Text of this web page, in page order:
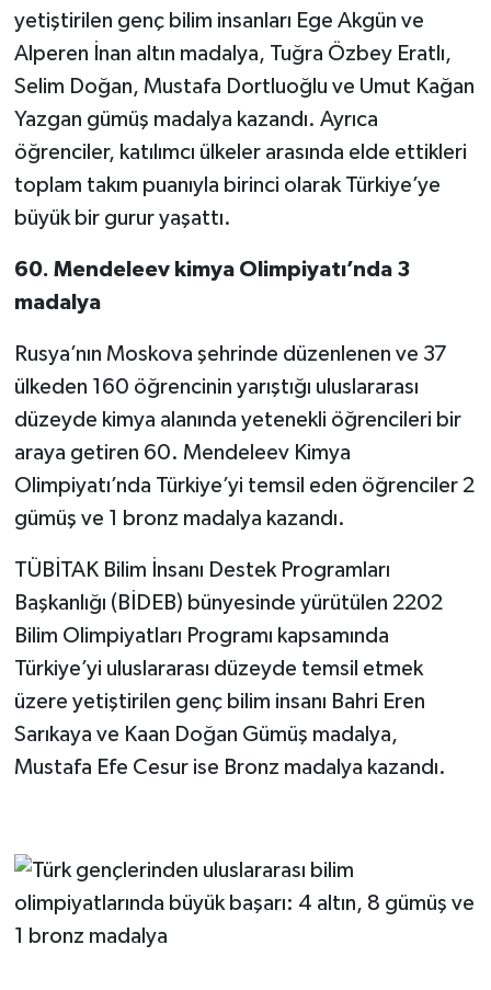
yetiştirilen genç bilim insanları Ege Akgün ve
Alperen İnan altın madalya, Tuğra Özbey Eratlı,
Selim Doğan, Mustafa Dortluoğlu ve Umut Kağan
Yazgan gümüş madalya kazandı. Ayrıca
öğrenciler, katılımcı ülkeler arasında elde ettikleri
toplam takım puanıyla birinci olarak Türkiye’ye
büyük bir gurur yaşattı.
60. Mendeleev kimya Olimpiyatı’nda 3
madalya
Rusya’nın Moskova şehrinde düzenlenen ve 37
ülkeden 160 öğrencinin yarıştığı uluslararası
düzeyde kimya alanında yetenekli öğrencileri bir
araya getiren 60. Mendeleev Kimya
Olimpiyatı’nda Türkiye’yi temsil eden öğrenciler 2
gümüş ve 1 bronz madalya kazandı.
TÜBİTAK Bilim İnsanı Destek Programları
Başkanlığı (BİDEB) bünyesinde yürütülen 2202
Bilim Olimpiyatları Programı kapsamında
Türkiye’yi uluslararası düzeyde temsil etmek
üzere yetiştirilen genç bilim insanı Bahri Eren
Sarıkaya ve Kaan Doğan Gümüş madalya,
Mustafa Efe Cesur ise Bronz madalya kazandı.